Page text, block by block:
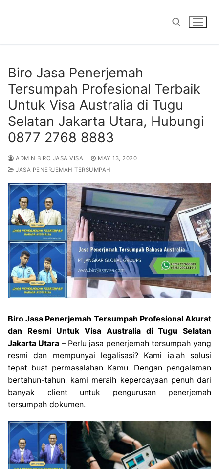
Biro Jasa Penerjemah
Tersumpah Profesional Terbaik
Untuk Visa Australia di Tugu
Selatan Jakarta Utara, Hubungi
0877 2768 8883
ADMIN BIRO JASA VISA
MAY 13, 2020
JASA PENERJEMAH TERSUMPAH
Biro Jasa Penerjemah Tersumpah Profesional Akurat
dan Resmi Untuk Visa Australia di Tugu Selatan
Jakarta Utara – Perlu jasa penerjemah tersumpah yang
resmi dan mempunyai legalisasi? Kami ialah solusi
tepat buat permasalahan Kamu. Dengan pengalaman
bertahun-tahun, kami meraih kepercayaan penuh dari
banyak client untuk pengurusan penerjemah
tersumpah dokumen.